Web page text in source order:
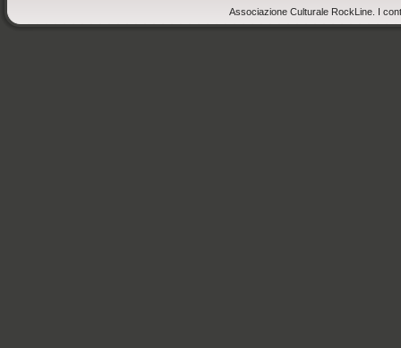
Associazione Culturale RockLine. I